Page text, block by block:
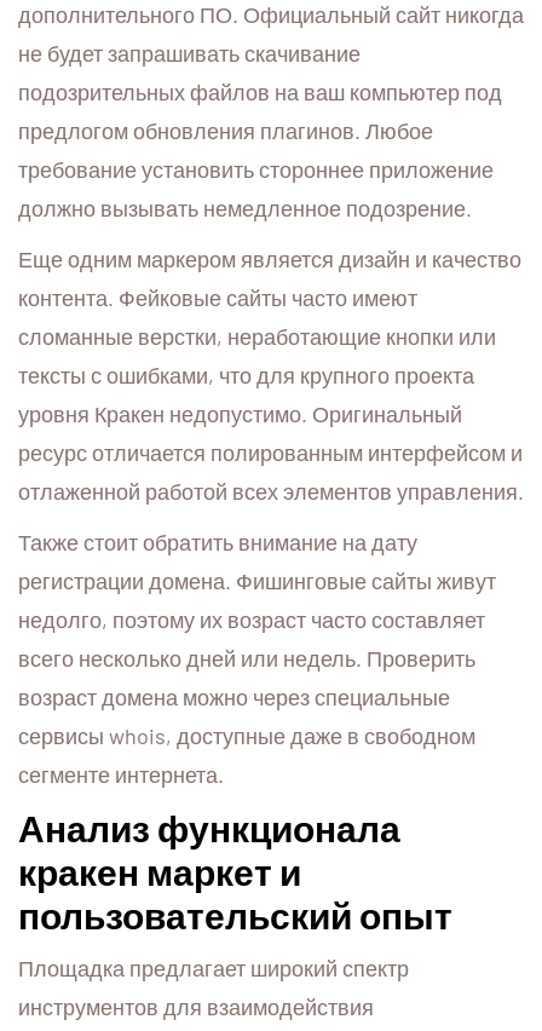
дополнительного ПО. Официальный сайт никогда
не будет запрашивать скачивание
подозрительных файлов на ваш компьютер под
предлогом обновления плагинов. Любое
требование установить стороннее приложение
должно вызывать немедленное подозрение.
Еще одним маркером является дизайн и качество
контента. Фейковые сайты часто имеют
сломанные верстки, неработающие кнопки или
тексты с ошибками, что для крупного проекта
уровня Кракен недопустимо. Оригинальный
ресурс отличается полированным интерфейсом и
отлаженной работой всех элементов управления.
Также стоит обратить внимание на дату
регистрации домена. Фишинговые сайты живут
недолго, поэтому их возраст часто составляет
всего несколько дней или недель. Проверить
возраст домена можно через специальные
сервисы whois, доступные даже в свободном
сегменте интернета.
Анализ функционала
кракен маркет и
пользовательский опыт
Площадка предлагает широкий спектр
инструментов для взаимодействия